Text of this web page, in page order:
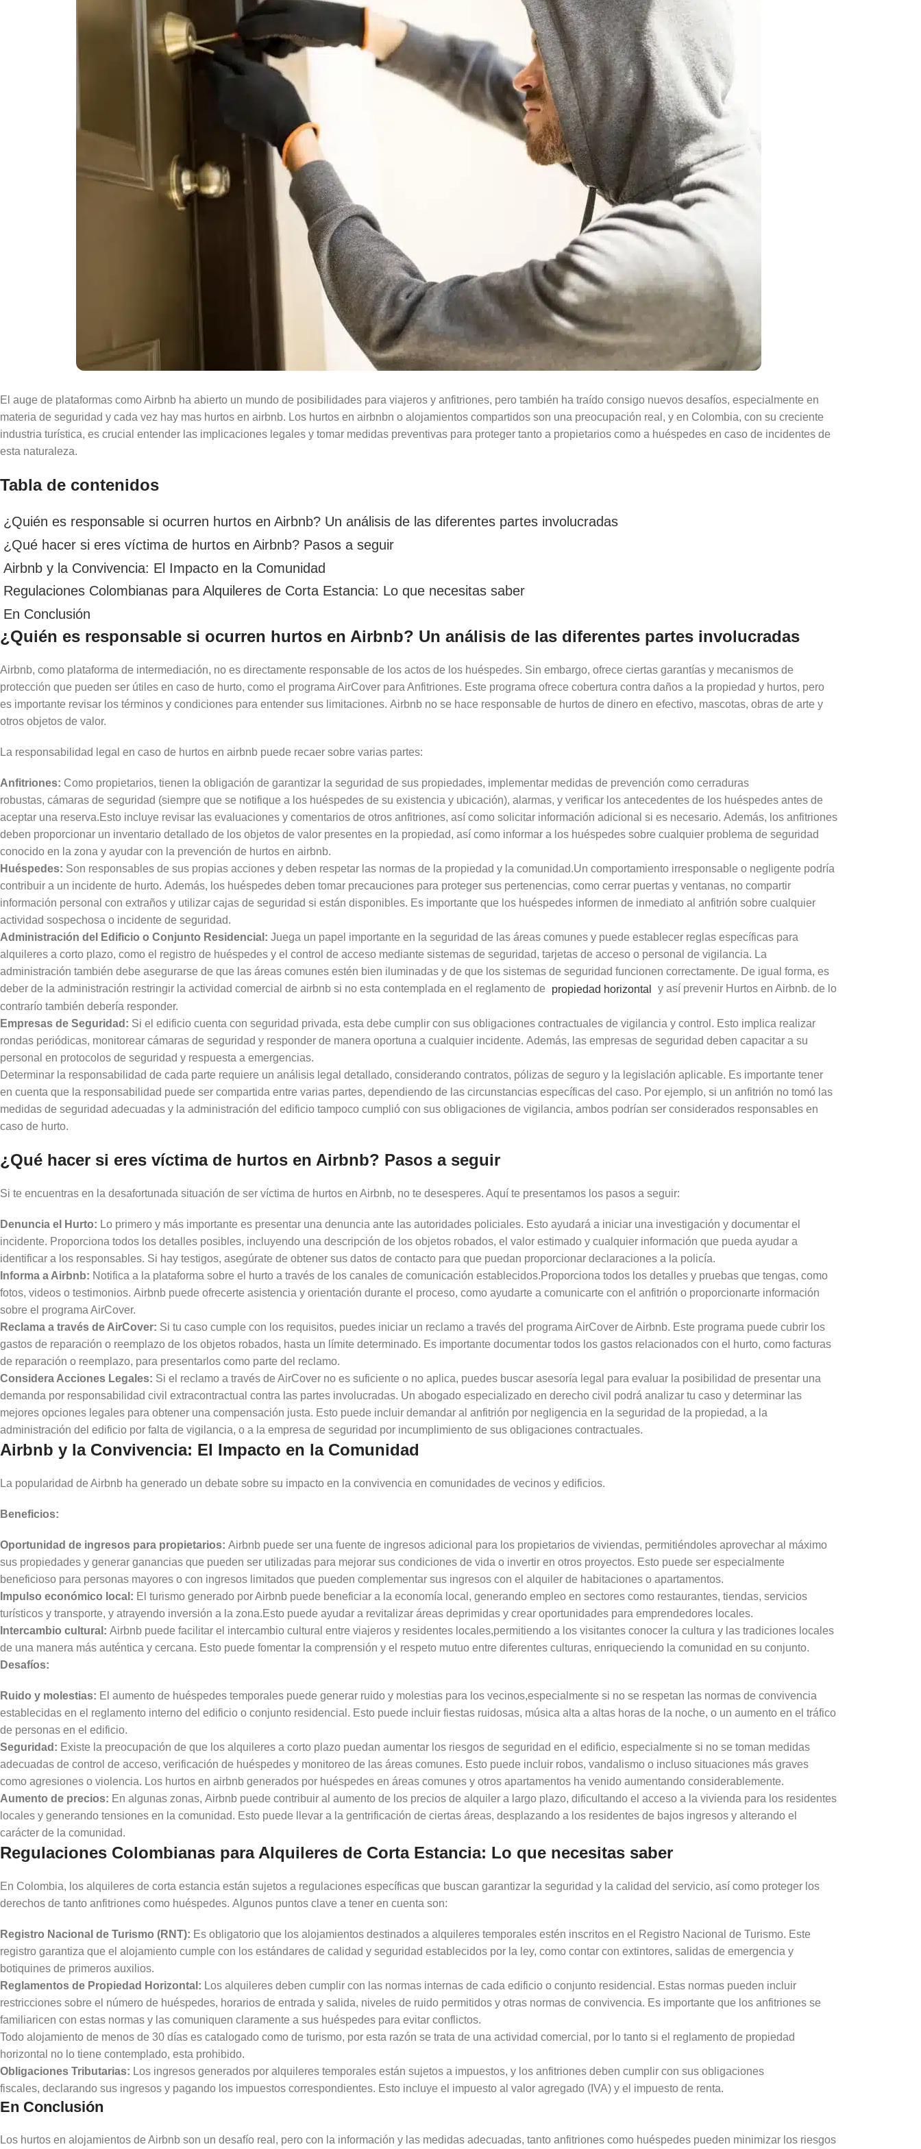
El auge de plataformas como Airbnb ha abierto un mundo de posibilidades para viajeros y anfitriones, pero también ha traído consigo nuevos desafíos, especialmente en
materia de seguridad y cada vez hay mas hurtos en airbnb. Los hurtos en airbnbn o alojamientos compartidos son una preocupación real, y en Colombia, con su creciente
industria turística, es crucial entender las implicaciones legales y tomar medidas preventivas para proteger tanto a propietarios como a huéspedes en caso de incidentes de
esta naturaleza.
Tabla de contenidos
¿Quién es responsable si ocurren hurtos en Airbnb? Un análisis de las diferentes partes involucradas
¿Qué hacer si eres víctima de hurtos en Airbnb? Pasos a seguir
Airbnb y la Convivencia: El Impacto en la Comunidad
Regulaciones Colombianas para Alquileres de Corta Estancia: Lo que necesitas saber
En Conclusión
¿Quién es responsable si ocurren hurtos en Airbnb? Un análisis de las diferentes partes involucradas
Airbnb, como plataforma de intermediación, no es directamente responsable de los actos de los huéspedes. Sin embargo, ofrece ciertas garantías y mecanismos de
protección que pueden ser útiles en caso de hurto, como el programa AirCover para Anfitriones. Este programa ofrece cobertura contra daños a la propiedad y hurtos, pero
es importante revisar los términos y condiciones para entender sus limitaciones. Airbnb no se hace responsable de hurtos de dinero en efectivo, mascotas, obras de arte y
otros objetos de valor.
La responsabilidad legal en caso de hurtos en airbnb puede recaer sobre varias partes:
Anfitriones: Como propietarios, tienen la obligación de garantizar la seguridad de sus propiedades, implementar medidas de prevención como cerraduras
robustas, cámaras de seguridad (siempre que se notifique a los huéspedes de su existencia y ubicación), alarmas, y verificar los antecedentes de los huéspedes antes de
aceptar una reserva.Esto incluye revisar las evaluaciones y comentarios de otros anfitriones, así como solicitar información adicional si es necesario. Además, los anfitriones
deben proporcionar un inventario detallado de los objetos de valor presentes en la propiedad, así como informar a los huéspedes sobre cualquier problema de seguridad
conocido en la zona y ayudar con la prevención de hurtos en airbnb.
Huéspedes: Son responsables de sus propias acciones y deben respetar las normas de la propiedad y la comunidad.Un comportamiento irresponsable o negligente podría
contribuir a un incidente de hurto. Además, los huéspedes deben tomar precauciones para proteger sus pertenencias, como cerrar puertas y ventanas, no compartir
información personal con extraños y utilizar cajas de seguridad si están disponibles. Es importante que los huéspedes informen de inmediato al anfitrión sobre cualquier
actividad sospechosa o incidente de seguridad.
Administración del Edificio o Conjunto Residencial: Juega un papel importante en la seguridad de las áreas comunes y puede establecer reglas específicas para
alquileres a corto plazo, como el registro de huéspedes y el control de acceso mediante sistemas de seguridad, tarjetas de acceso o personal de vigilancia. La
administración también debe asegurarse de que las áreas comunes estén bien iluminadas y de que los sistemas de seguridad funcionen correctamente. De igual forma, es
deber de la administración restringir la actividad comercial de airbnb si no esta contemplada en el reglamento de
propiedad horizontal
y así prevenir Hurtos en Airbnb. de lo
contrarío también debería responder.
Empresas de Seguridad: Si el edificio cuenta con seguridad privada, esta debe cumplir con sus obligaciones contractuales de vigilancia y control. Esto implica realizar
rondas periódicas, monitorear cámaras de seguridad y responder de manera oportuna a cualquier incidente. Además, las empresas de seguridad deben capacitar a su
personal en protocolos de seguridad y respuesta a emergencias.
Determinar la responsabilidad de cada parte requiere un análisis legal detallado, considerando contratos, pólizas de seguro y la legislación aplicable. Es importante tener
en cuenta que la responsabilidad puede ser compartida entre varias partes, dependiendo de las circunstancias específicas del caso. Por ejemplo, si un anfitrión no tomó las
medidas de seguridad adecuadas y la administración del edificio tampoco cumplió con sus obligaciones de vigilancia, ambos podrían ser considerados responsables en
caso de hurto.
¿Qué hacer si eres víctima de hurtos en Airbnb? Pasos a seguir
Si te encuentras en la desafortunada situación de ser víctima de hurtos en Airbnb, no te desesperes. Aquí te presentamos los pasos a seguir:
Denuncia el Hurto: Lo primero y más importante es presentar una denuncia ante las autoridades policiales. Esto ayudará a iniciar una investigación y documentar el
incidente. Proporciona todos los detalles posibles, incluyendo una descripción de los objetos robados, el valor estimado y cualquier información que pueda ayudar a
identificar a los responsables. Si hay testigos, asegúrate de obtener sus datos de contacto para que puedan proporcionar declaraciones a la policía.
Informa a Airbnb: Notifica a la plataforma sobre el hurto a través de los canales de comunicación establecidos.Proporciona todos los detalles y pruebas que tengas, como
fotos, videos o testimonios. Airbnb puede ofrecerte asistencia y orientación durante el proceso, como ayudarte a comunicarte con el anfitrión o proporcionarte información
sobre el programa AirCover.
Reclama a través de AirCover: Si tu caso cumple con los requisitos, puedes iniciar un reclamo a través del programa AirCover de Airbnb. Este programa puede cubrir los
gastos de reparación o reemplazo de los objetos robados, hasta un límite determinado. Es importante documentar todos los gastos relacionados con el hurto, como facturas
de reparación o reemplazo, para presentarlos como parte del reclamo.
Considera Acciones Legales: Si el reclamo a través de AirCover no es suficiente o no aplica, puedes buscar asesoría legal para evaluar la posibilidad de presentar una
demanda por responsabilidad civil extracontractual contra las partes involucradas. Un abogado especializado en derecho civil podrá analizar tu caso y determinar las
mejores opciones legales para obtener una compensación justa. Esto puede incluir demandar al anfitrión por negligencia en la seguridad de la propiedad, a la
administración del edificio por falta de vigilancia, o a la empresa de seguridad por incumplimiento de sus obligaciones contractuales.
Airbnb y la Convivencia: El Impacto en la Comunidad
La popularidad de Airbnb ha generado un debate sobre su impacto en la convivencia en comunidades de vecinos y edificios.
Beneficios:
Oportunidad de ingresos para propietarios: Airbnb puede ser una fuente de ingresos adicional para los propietarios de viviendas, permitiéndoles aprovechar al máximo
sus propiedades y generar ganancias que pueden ser utilizadas para mejorar sus condiciones de vida o invertir en otros proyectos. Esto puede ser especialmente
beneficioso para personas mayores o con ingresos limitados que pueden complementar sus ingresos con el alquiler de habitaciones o apartamentos.
Impulso económico local: El turismo generado por Airbnb puede beneficiar a la economía local, generando empleo en sectores como restaurantes, tiendas, servicios
turísticos y transporte, y atrayendo inversión a la zona.Esto puede ayudar a revitalizar áreas deprimidas y crear oportunidades para emprendedores locales.
Intercambio cultural: Airbnb puede facilitar el intercambio cultural entre viajeros y residentes locales,permitiendo a los visitantes conocer la cultura y las tradiciones locales
de una manera más auténtica y cercana. Esto puede fomentar la comprensión y el respeto mutuo entre diferentes culturas, enriqueciendo la comunidad en su conjunto.
Desafíos:
Ruido y molestias: El aumento de huéspedes temporales puede generar ruido y molestias para los vecinos,especialmente si no se respetan las normas de convivencia
establecidas en el reglamento interno del edificio o conjunto residencial. Esto puede incluir fiestas ruidosas, música alta a altas horas de la noche, o un aumento en el tráfico
de personas en el edificio.
Seguridad: Existe la preocupación de que los alquileres a corto plazo puedan aumentar los riesgos de seguridad en el edificio, especialmente si no se toman medidas
adecuadas de control de acceso, verificación de huéspedes y monitoreo de las áreas comunes. Esto puede incluir robos, vandalismo o incluso situaciones más graves
como agresiones o violencia. Los hurtos en airbnb generados por huéspedes en áreas comunes y otros apartamentos ha venido aumentando considerablemente.
Aumento de precios: En algunas zonas, Airbnb puede contribuir al aumento de los precios de alquiler a largo plazo, dificultando el acceso a la vivienda para los residentes
locales y generando tensiones en la comunidad. Esto puede llevar a la gentrificación de ciertas áreas, desplazando a los residentes de bajos ingresos y alterando el
carácter de la comunidad.
Regulaciones Colombianas para Alquileres de Corta Estancia: Lo que necesitas saber
En Colombia, los alquileres de corta estancia están sujetos a regulaciones específicas que buscan garantizar la seguridad y la calidad del servicio, así como proteger los
derechos de tanto anfitriones como huéspedes. Algunos puntos clave a tener en cuenta son:
Registro Nacional de Turismo (RNT): Es obligatorio que los alojamientos destinados a alquileres temporales estén inscritos en el Registro Nacional de Turismo. Este
registro garantiza que el alojamiento cumple con los estándares de calidad y seguridad establecidos por la ley, como contar con extintores, salidas de emergencia y
botiquines de primeros auxilios.
Reglamentos de Propiedad Horizontal: Los alquileres deben cumplir con las normas internas de cada edificio o conjunto residencial. Estas normas pueden incluir
restricciones sobre el número de huéspedes, horarios de entrada y salida, niveles de ruido permitidos y otras normas de convivencia. Es importante que los anfitriones se
familiaricen con estas normas y las comuniquen claramente a sus huéspedes para evitar conflictos.
Todo alojamiento de menos de 30 días es catalogado como de turismo, por esta razón se trata de una actividad comercial, por lo tanto si el reglamento de propiedad
horizontal no lo tiene contemplado, esta prohibido.
Obligaciones Tributarias: Los ingresos generados por alquileres temporales están sujetos a impuestos, y los anfitriones deben cumplir con sus obligaciones
fiscales, declarando sus ingresos y pagando los impuestos correspondientes. Esto incluye el impuesto al valor agregado (IVA) y el impuesto de renta.
En Conclusión
Los hurtos en alojamientos de Airbnb son un desafío real, pero con la información y las medidas adecuadas, tanto anfitriones como huéspedes pueden minimizar los riesgos